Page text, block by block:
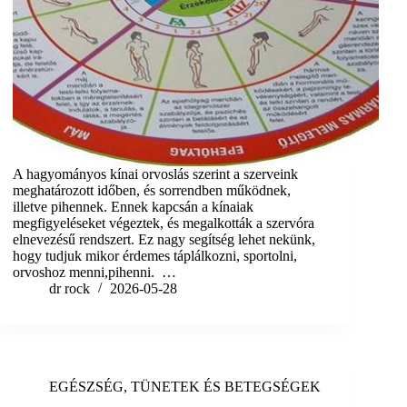
A hagyományos kínai orvoslás szerint a szerveink
meghatározott időben, és sorrendben működnek,
illetve pihennek. Ennek kapcsán a kínaiak
megfigyeléseket végeztek, és megalkották a szervóra
elnevezésű rendszert. Ez nagy segítség lehet nekünk,
hogy tudjuk mikor érdemes táplálkozni, sportolni,
orvoshoz menni,pihenni. …
dr rock
2026-05-28
EGÉSZSÉG,TÜNETEK ÉS BETEGSÉGEK